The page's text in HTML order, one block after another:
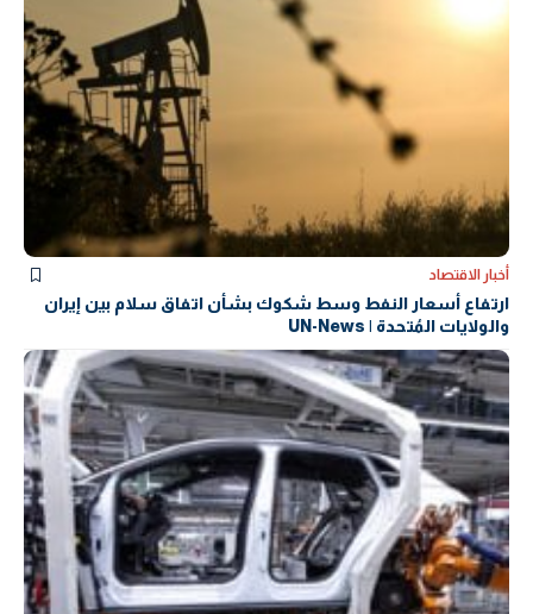
أخبار الاقتصاد
ارتفاع أسعار النفط وسط شكوك بشأن اتفاق سلام بين إيران
والولايات المُتحدة | UN-News